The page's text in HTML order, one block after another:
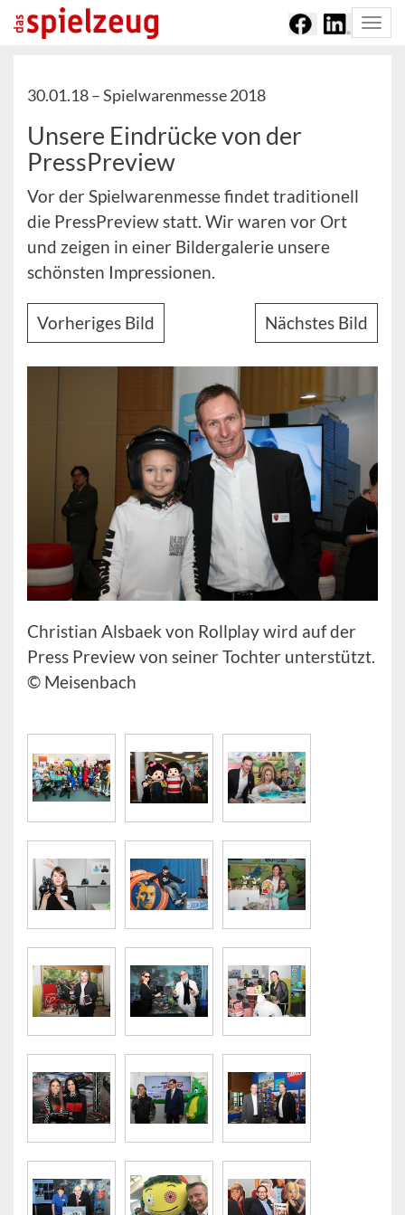
30.01.18 –Spielwarenmesse 2018
Unsere Eindrücke von der
PressPreview
Vor der Spielwarenmesse findet traditionell
die PressPreview statt. Wir waren vor Ort
und zeigen in einer Bildergalerie unsere
schönsten Impressionen.
Vorheriges Bild Nächstes Bild
Christian Alsbaek von Rollplay wird auf der
Press Preview von seiner Tochter unterstützt.
© Meisenbach